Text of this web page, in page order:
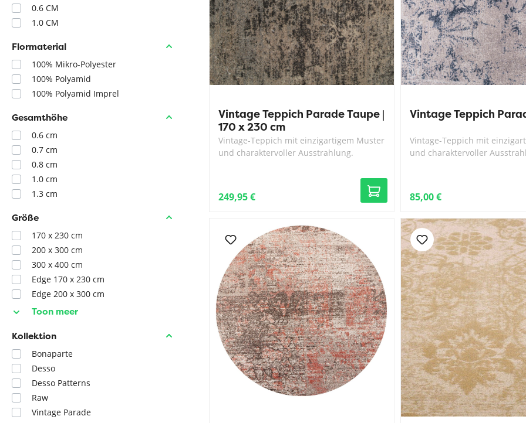
0.6 CM
1.0 CM
Flormaterial
100% Mikro-Polyester
100% Polyamid
100% Polyamid Imprel
Gesamthöhe
0.6 cm
0.7 cm
0.8 cm
1.0 cm
1.3 cm
Größe
170 x 230 cm
200 x 300 cm
300 x 400 cm
Edge 170 x 230 cm
Edge 200 x 300 cm
Toon meer
Kollektion
Bonaparte
Desso
Desso Patterns
Raw
Vintage Parade
Vintage Teppich Parade Taupe |
170 x 230 cm
Vintage-Teppich mit einzigartigem Muster
und charaktervoller Ausstrahlung.
249,95 €
Vintage Teppich
Vintage-Teppich mit
und charaktervoller
85,00 €